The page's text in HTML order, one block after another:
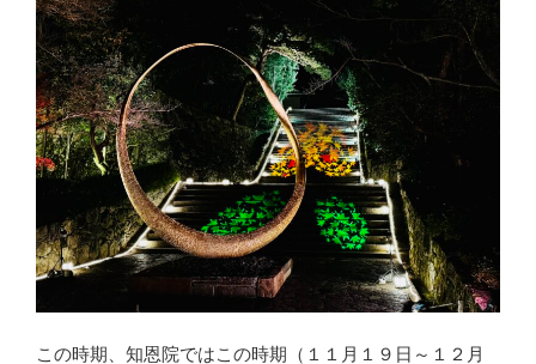
この時期、知恩院ではこの時期（１１月１９日～１２月